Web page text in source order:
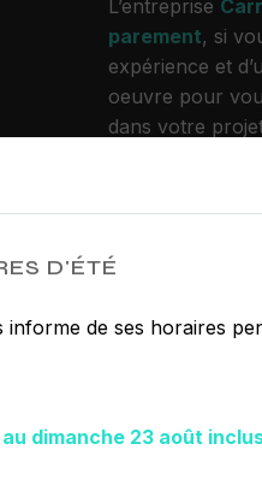
D'ÉTÉ
informe de ses horaires
dimanche 23 août
L’entreprise
parement, si
expérience et
oeuvre pour
dans votre
disposition
nécessaires à
tout notre
plus notre désir